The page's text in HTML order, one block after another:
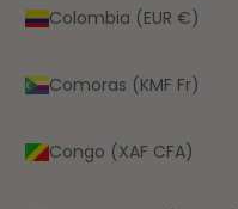
Colombia (EUR €)
Comoras (KMF Fr)
Congo (XAF CFA)